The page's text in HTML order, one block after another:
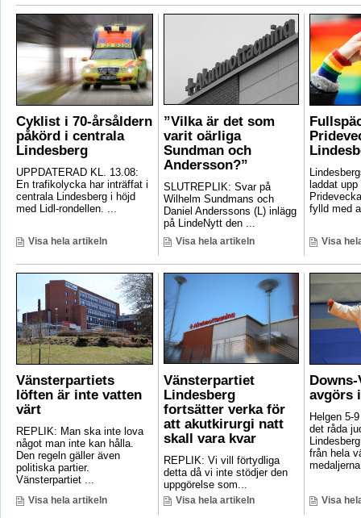
Cyklist i 70-årsåldern
påkörd i centrala
Lindesberg
UPPDATERAD KL. 13.08:
En trafikolycka har inträffat i
centrala Lindesberg i höjd
med Lidl-rondellen. ...
Visa hela artikeln
”Vilka är det som
varit oärliga
Sundman och
Andersson?”
SLUTREPLIK: Svar på
Wilhelm Sundmans och
Daniel Anderssons (L) inlägg
på LindeNytt den ...
Visa hela artikeln
laddat
fylld med
Visa
Vänsterpartiets
löften är inte vatten
värt
REPLIK: Man ska inte lova
något man inte kan hålla.
Den regeln gäller även
politiska partier.
Vänsterpartiet ...
Visa hela artikeln
Vänsterpartiet
Lindesberg
fortsätter verka för
att akutkirurgi natt
skall vara kvar
REPLIK: Vi vill förtydliga
detta då vi inte stödjer den
uppgörelse som...
Visa hela artikeln
avgörs
Helgen 5-
det råda
från hela
Visa